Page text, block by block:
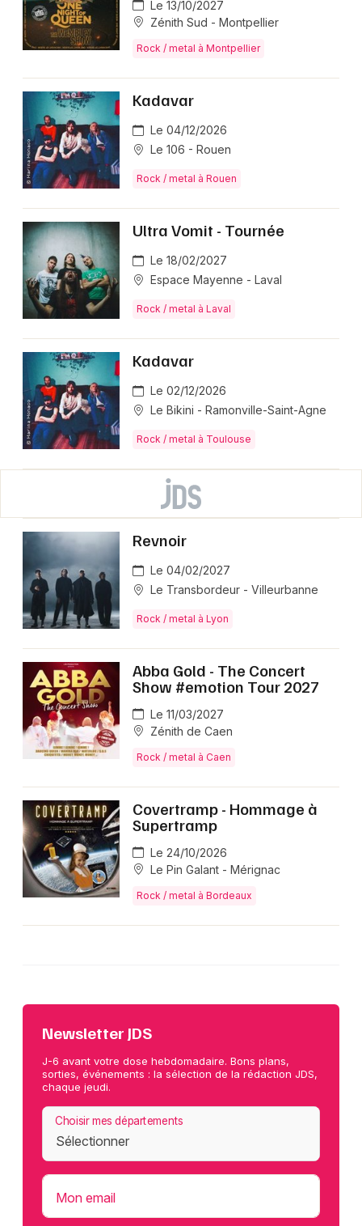
Le 13/10/2027
Zénith Sud - Montpellier
Rock / metal à Montpellier
Kadavar
Le 04/12/2026
Le 106 - Rouen
Rock / metal à Rouen
Ultra Vomit - Tournée
Le 18/02/2027
Espace Mayenne - Laval
Rock / metal à Laval
Kadavar
Le 02/12/2026
Le Bikini - Ramonville-Saint-Agne
Rock / metal à Toulouse
Revnoir
Le 04/02/2027
Le Transbordeur - Villeurbanne
Rock / metal à Lyon
Abba Gold - The Concert
Show #emotion Tour 2027
Le 11/03/2027
Zénith de Caen
Rock / metal à Caen
Covertramp - Hommage à
Supertramp
Le 24/10/2026
Le Pin Galant - Mérignac
Rock / metal à Bordeaux
Newsletter JDS
J-6 avant votre dose hebdomadaire. Bons plans,
sorties, événements : la sélection de la rédaction JDS,
chaque jeudi.
Choisir mes départements
Mon email